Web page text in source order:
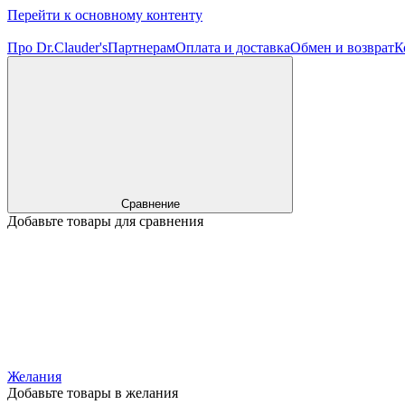
Перейти к основному контенту
Про Dr.Clauder'sПартнерамОплата и доставкаОбмен и возврат
Сравнение
Добавьте товары для сравнения
Желания
Добавьте товары в желания